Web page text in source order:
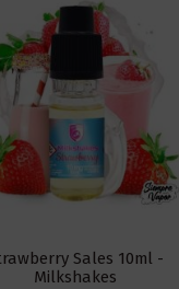
Sales 10ml -
Milkshakes